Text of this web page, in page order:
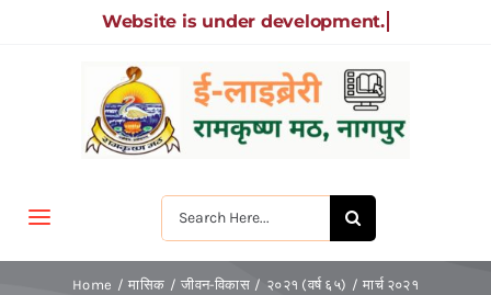
Search
for:
Toggle
Navigation
मुखपृष्ठ
Home मासिक जीवन-विकास २०२१ (वर्ष ६५) मार्च २०२१